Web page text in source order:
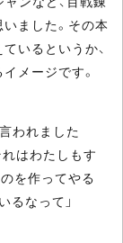
ました。その本
いるというか、
メージです。
われました
れはわたしもす
を作ってやる
るなって」